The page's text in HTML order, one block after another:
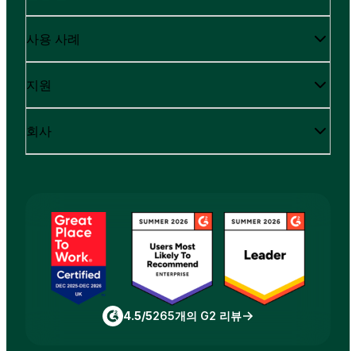
사용 사례
지원
회사
4.5/5265개의 G2 리뷰